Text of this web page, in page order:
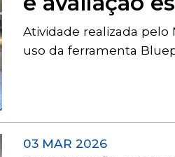
Atividade realizada pelo
uso da ferramenta
03 MAR 2026